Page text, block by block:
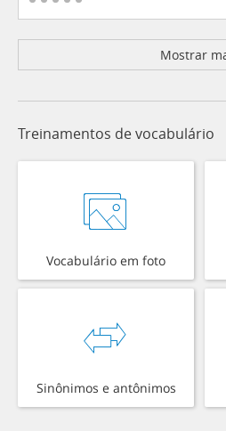
Mostrar
Treinamentos de vocabulário
Vocabulário em foto
Sinônimos e antônimos